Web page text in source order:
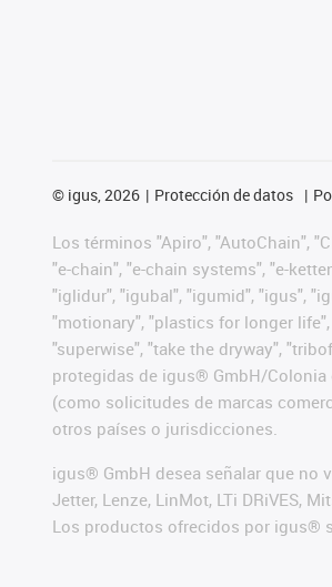
© igus, 2026 Protección de datos
Los términos "Apiro", "AutoChain",
"e-chain", "e-chain systems", "e-
"iglidur", "igubal", "igumid", "igus",
"motionary", "plastics for longer life",
"superwise", "take the dryway",
protegidas de igus® GmbH/Colonia
(como solicitudes de marcas
otros países o jurisdicciones.
igus® GmbH desea señalar que no
Jetter, Lenze, LinMot, LTi DRiVES,
Los productos ofrecidos por igus®